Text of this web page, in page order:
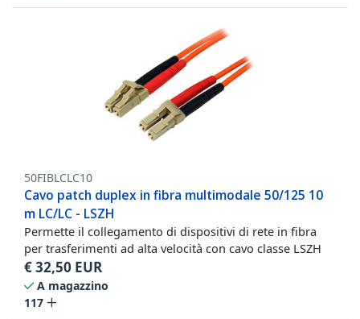
50FIBLCLC10
Cavo patch duplex in fibra multimodale 50/125 10
m LC/LC - LSZH
Permette il collegamento di dispositivi di rete in fibra
per trasferimenti ad alta velocità con cavo classe LSZH
€32,50 EUR
A magazzino
117